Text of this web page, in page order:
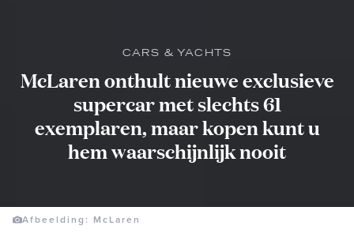
CARS & YACHTS
McLaren onthult nieuwe exclusieve
supercar met slechts 61
exemplaren, maar kopen kunt u
hem waarschijnlijk nooit
Afbeelding: McLaren